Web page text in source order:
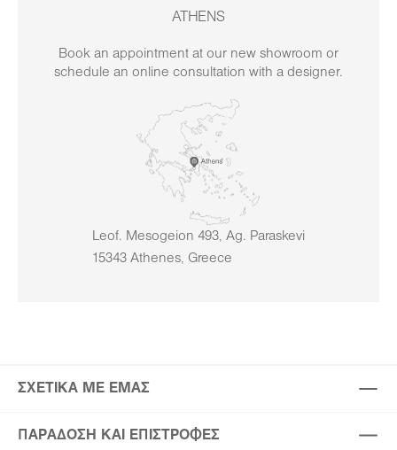
ATHENS
Book an appointment at our new showroom or
schedule an online consultation with a designer.
Leof. Mesogeion 493, Ag. Paraskevi
15343 Athenes, Greece
ΣΧΕΤΙΚΆ ΜΕ ΕΜΆΣ
ΠΑΡΆΔΟΣΗ ΚΑΙ ΕΠΙΣΤΡΟΦΈΣ